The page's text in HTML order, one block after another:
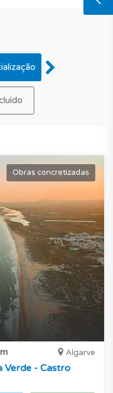
Obras concretizadas
Algarve
Verde - Castro